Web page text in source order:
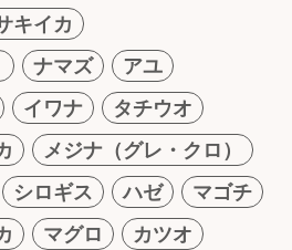
キイカ
ナマズ
アユ
イワナ
タチウオ
メジナ（グレ・クロ）
シロギス ハゼ
マゴチ
マグロ
カツオ